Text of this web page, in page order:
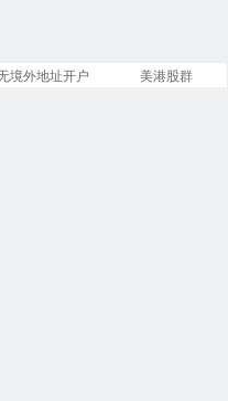
境外地址开户 美港股群